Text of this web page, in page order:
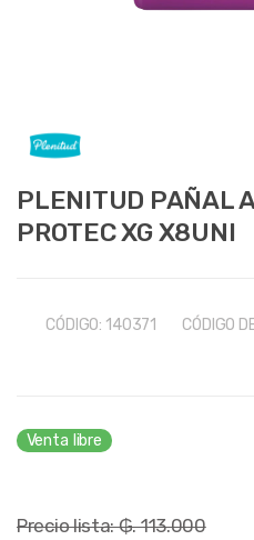
PLENITUD PAÑAL
PROTEC XG X8UNI
CÓDIGO: 140371 CÓDIGO
Venta libre
Precio lista: ₲. 113.000